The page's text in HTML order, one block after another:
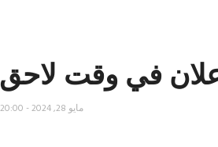
في وقت لاحق
مايو 28, 2024 - 20:00